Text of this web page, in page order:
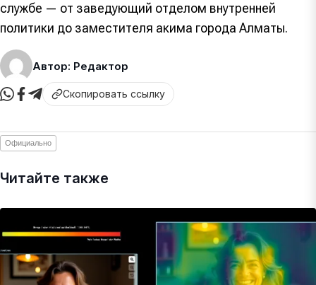
службе — от заведующий отделом внутренней
политики до заместителя акима города Алматы.
Автор: Редактор
Скопировать ссылку
Официально
Читайте также